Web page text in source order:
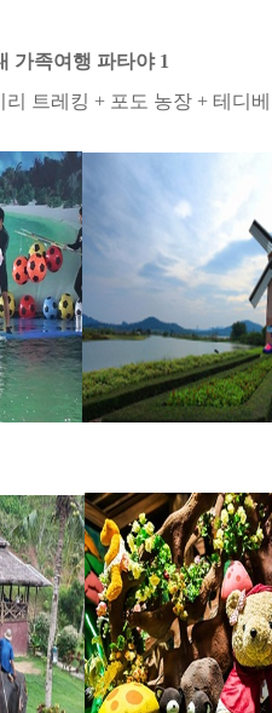
가족여행 파타야1
리 트레킹 + 포도 농장+ 테디